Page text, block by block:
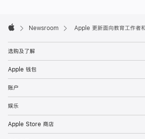
Footer

Newsroom Apple 更新面向教育工作者
选购及了解
Apple 钱包
账户
娱乐
Apple Store 商店